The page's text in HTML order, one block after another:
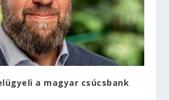
a magyar csúcsbank